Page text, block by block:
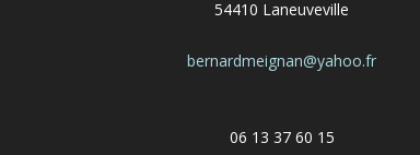
54410 Laneuveville
bernardmeignan@yahoo.fr
06 13 37 60 15